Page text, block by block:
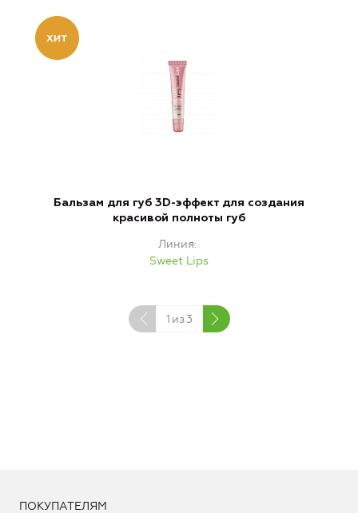
Бальзам для губ 3D-эффект для создания
красивой полноты губ
Линия
Sweet Lips
1 из3
ПОКУПАТЕЛЯМ